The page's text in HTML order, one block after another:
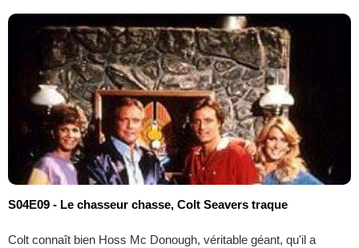
S04E09 - Le chasseur chasse, Colt Seavers traque
Colt connaît bien Hoss Mc Donough, véritable géant, qu'il a